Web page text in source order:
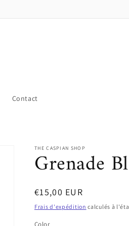
Contact
THE CASPIAN SHOP
Grenade
Prix
habituel
€15,00 EUR
Frais d'expédition calculés à